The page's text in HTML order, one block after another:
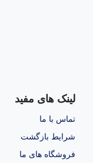
لینک های مفید
تماس با ما
شرایط بازگشت
فروشگاه های ما